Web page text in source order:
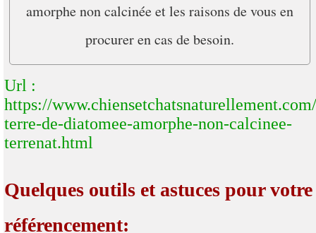
amorphe non calcinée et les raisons de vous en
procurer en cas de besoin.
Url :
https://
terre-de-diatomee-amorphe-non-calcinee-
terrenat.html
Quelques outils et astuces pour votre
référencement: